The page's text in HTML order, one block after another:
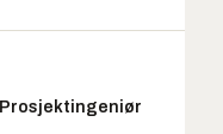
Prosjektingeniør